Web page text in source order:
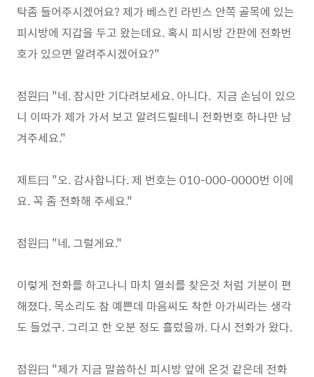
탁좀 들어주시겠어요? 제가 베스킨 라빈스 안쪽 골목에 있는
피시방에 지갑을 두고 왔는데요. 혹시 피시방 간판에 전화번
호가 있으면 알려주시겠어요?"
점원曰 "네. 잠시만 기다려보세요. 아니다. 지금 손님이 있으
니 이따가 제가 가서 보고 알려드릴테니 전화번호 하나만 남
겨주세요."
제트曰 "오. 감사합니다. 제 번호는 010-000-0000번 이에
요. 꼭 좀 전화해 주세요."
점원曰 "네, 그럴게요."
이렇게 전화를 하고나니 마치 열쇠를 찾은것 처럼 기분이 편
해졌다. 목소리도 참 예쁜데 마음씨도 착한 아가씨라는 생각
도 들었구. 그리고 한 오분 정도 흘렀을까. 다시 전화가 왔다.
점원曰 "제가 지금 말씀하신 피시방 앞에 온것 같은데 전화